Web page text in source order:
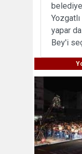
yapar
Bey'i